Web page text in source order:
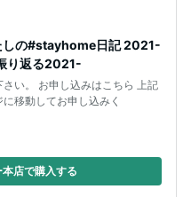
しの#stayhome日記 2021-
り返る2021-
い。 お申し込みはこちら 上記
移動してお申し込みく
店で購入する